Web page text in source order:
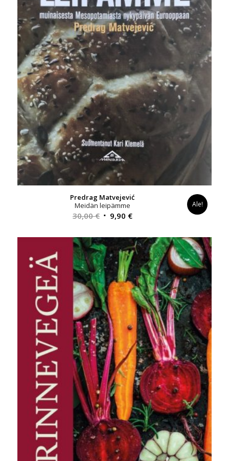
Predrag Matvejević
Meidän leipämme
30,00€ Alkuperäinen
oli:
30,00 €.
9,90 €Nykyinen
on:
9,90 €.
Ale!